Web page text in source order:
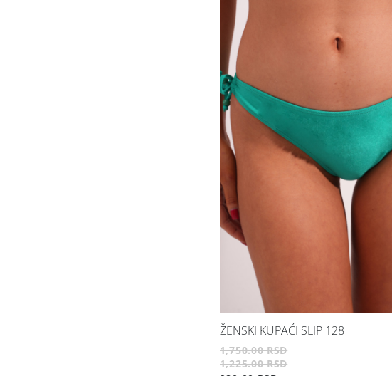
ŽENSKI KUPAĆI SLIP 128
1,750.00 RSD
1,225.00 RSD